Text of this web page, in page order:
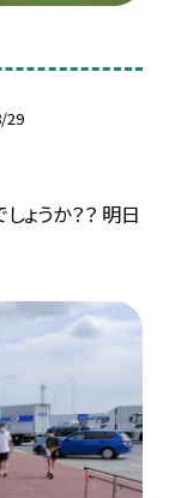
29
ょうか？？ 明日